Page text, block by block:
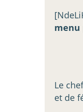
menu
Le
et de